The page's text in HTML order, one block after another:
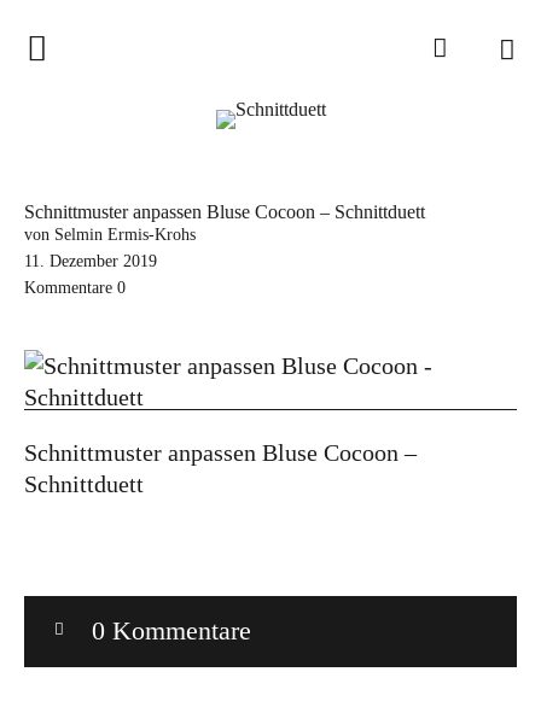
Home
Schnittduett Magazin
Tipps zur Schnittanpassung
Bye!
Schnittmuster anpassen Bluse Cocoon – Schnittduett
von Selmin Ermis-Krohs
11. Dezember 2019
Kommentare 0
Schnittmuster anpassen Bluse Cocoon –
Schnittduett
0 Kommentare